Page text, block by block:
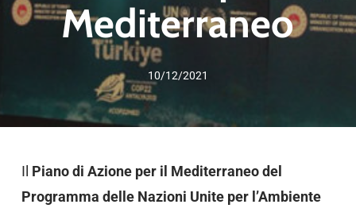
Mediterraneo
10/12/2021
Il Piano di Azione per il Mediterraneo del
Programma delle Nazioni Unite per l’Ambiente